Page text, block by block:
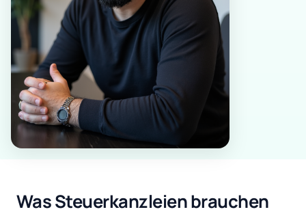
Was Steuerkanzleien brauchen